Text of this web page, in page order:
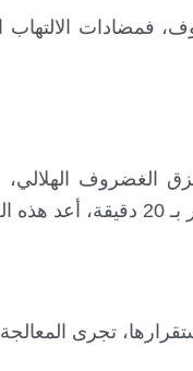
الالتهاب
الغضروف
تجرى